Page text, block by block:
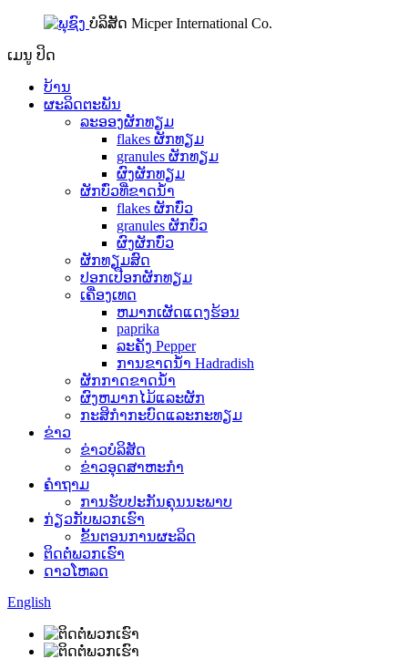
ບໍລິສັດ Micper International Co.
ເມນູ ປິດ
ບ້ານ
ຜະລິດຕະພັນ
ລະອອງຜັກທຽມ
flakes ຜັກທຽມ
granules ຜັກທຽມ
ຜົງຜັກທຽມ
ຜັກບົ່ວທີ່ຂາດນ້ໍາ
flakes ຜັກບົ່ວ
granules ຜັກບົ່ວ
ຜົງຜັກບົ່ວ
ຜັກທຽມສົດ
ປອກເປືອກຜັກທຽມ
ເຄື່ອງເທດ
ຫມາກເຜັດແດງຮ້ອນ
paprika
ລະຄັງ Pepper
ການຂາດນ້ໍາ Hadradish
ຜັກກາດຂາດນ້ໍາ
ຜົງຫມາກໄມ້ແລະຜັກ
ກະສິກໍາກະບົດແລະກະທຽມ
ຂ່າວ
ຂ່າວບໍລິສັດ
ຂ່າວອຸດສາຫະກໍາ
ຄໍາຖາມ
ການຮັບປະກັນຄຸນນະພາບ
ກ່ຽວກັບພວກເຮົາ
ຂັ້ນຕອນການຜະລິດ
ຕິດຕໍ່ພວກເຮົາ
ດາວໂຫລດ
English